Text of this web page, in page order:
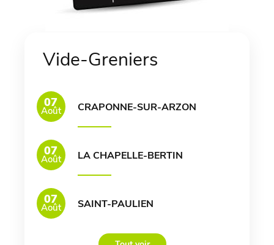
Vide-Greniers
07
Août CRAPONNE-SUR-ARZON
07
Août LA CHAPELLE-BERTIN
07
Août SAINT-PAULIEN